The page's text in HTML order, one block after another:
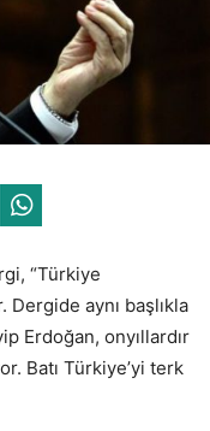
“Türkiye
Dergide aynı başlıkla
Erdoğan, onyıllardır
Batı Türkiye’yi terk